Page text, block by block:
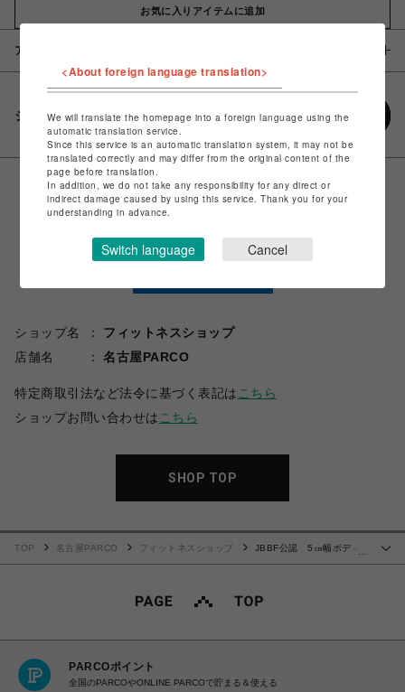
お気に入りアイテムに追加
アイテム説明 / 素材
シェアする
ショップ名
フィットネスショップ
店舗名
名古屋PARCO
特定商取引法など法令に基づく表記は こちら
ショップお問い合わせは こちら
SHOP TOP
TOP 名古屋PARCO フィットネスショップ
JBBF公認 5㎝幅ボディ
PARCOポイント
全国のPARCOやONLINE PARCOで貯まる＆使える
<About foreign language translation>
We will translate the homepage into a foreign language using the
automatic translation service.
Since this service is an automatic translation system, it may not be
translated correctly and may differ from the original content of the
page before translation.
In addition, we do not take any responsibility for any direct or
indirect damage caused by using this service. Thank you for your
understanding in advance.
Switch language Cancel